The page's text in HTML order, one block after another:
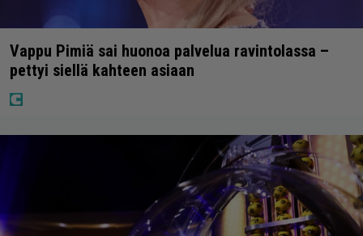
Vappu Pimiä sai huonoa palvelua ravintolassa –
pettyi siellä kahteen asiaan